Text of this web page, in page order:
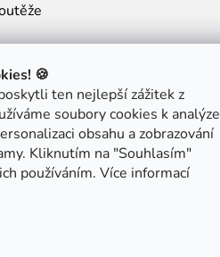
🍪
ten nejlepší zážitek z
soubory cookies k analýze
obsahu a zobrazování
Kliknutím na "Souhlasím"
používáním. Více informací
Způsoby
platby: